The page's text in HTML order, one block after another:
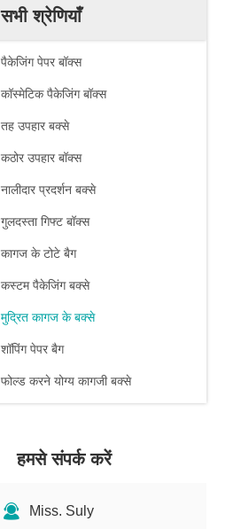
सभी श्रेणियाँ
पैकेजिंग पेपर बॉक्स
कॉस्मेटिक पैकेजिंग बॉक्स
तह उपहार बक्से
कठोर उपहार बॉक्स
नालीदार प्रदर्शन बक्से
गुलदस्ता गिफ्ट बॉक्स
कागज के टोटे बैग
कस्टम पैकेजिंग बक्से
मुद्रित कागज के बक्से
शॉपिंग पेपर बैग
फोल्ड करने योग्य कागजी बक्से
हमसे संपर्क करें
Miss. Suly